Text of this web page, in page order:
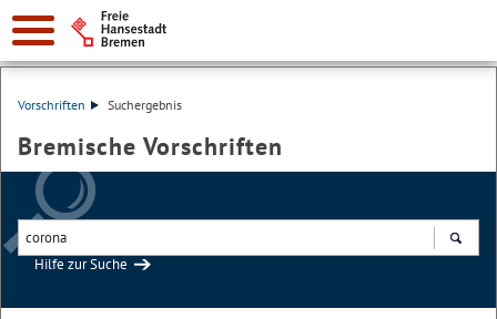
Vorschriften Suchergebnis
Bremische Vorschriften
Hilfe zur Suche